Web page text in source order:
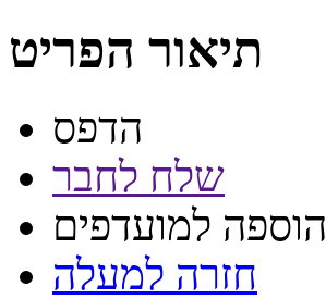
תיאור הפריט
הדפס
שלח לחבר
הוספה למועדפים
חזרה למעלה